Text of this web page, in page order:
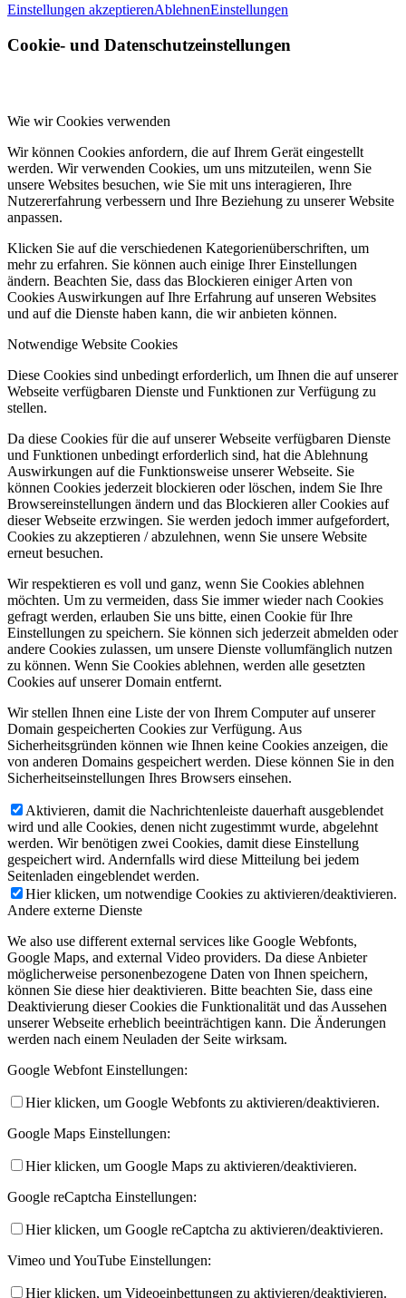
Einstellungen akzeptierenAblehnenEinstellungen
Cookie- und Datenschutzeinstellungen
Wie wir Cookies verwenden
Wir können Cookies anfordern, die auf Ihrem Gerät eingestellt
werden. Wir verwenden Cookies, um uns mitzuteilen, wenn Sie
unsere Websites besuchen, wie Sie mit uns interagieren, Ihre
Nutzererfahrung verbessern und Ihre Beziehung zu unserer Website
anpassen.
Klicken Sie auf die verschiedenen Kategorienüberschriften, um
mehr zu erfahren. Sie können auch einige Ihrer Einstellungen
ändern. Beachten Sie, dass das Blockieren einiger Arten von
Cookies Auswirkungen auf Ihre Erfahrung auf unseren Websites
und auf die Dienste haben kann, die wir anbieten können.
Notwendige Website Cookies
Diese Cookies sind unbedingt erforderlich, um Ihnen die auf unserer
Webseite verfügbaren Dienste und Funktionen zur Verfügung zu
stellen.
Da diese Cookies für die auf unserer Webseite verfügbaren Dienste
und Funktionen unbedingt erforderlich sind, hat die Ablehnung
Auswirkungen auf die Funktionsweise unserer Webseite. Sie
können Cookies jederzeit blockieren oder löschen, indem Sie Ihre
Browsereinstellungen ändern und das Blockieren aller Cookies auf
dieser Webseite erzwingen. Sie werden jedoch immer aufgefordert,
Cookies zu akzeptieren / abzulehnen, wenn Sie unsere Website
erneut besuchen.
Wir respektieren es voll und ganz, wenn Sie Cookies ablehnen
möchten. Um zu vermeiden, dass Sie immer wieder nach Cookies
gefragt werden, erlauben Sie uns bitte, einen Cookie für Ihre
Einstellungen zu speichern. Sie können sich jederzeit abmelden oder
andere Cookies zulassen, um unsere Dienste vollumfänglich nutzen
zu können. Wenn Sie Cookies ablehnen, werden alle gesetzten
Cookies auf unserer Domain entfernt.
Wir stellen Ihnen eine Liste der von Ihrem Computer auf unserer
Domain gespeicherten Cookies zur Verfügung. Aus
Sicherheitsgründen können wie Ihnen keine Cookies anzeigen, die
von anderen Domains gespeichert werden. Diese können Sie in den
Sicherheitseinstellungen Ihres Browsers einsehen.
Aktivieren, damit die Nachrichtenleiste dauerhaft ausgeblendet
wird und alle Cookies, denen nicht zugestimmt wurde, abgelehnt
werden. Wir benötigen zwei Cookies, damit diese Einstellung
gespeichert wird. Andernfalls wird diese Mitteilung bei jedem
Seitenladen eingeblendet werden.
Hier klicken, um notwendige Cookies zu aktivieren/deaktivieren.
Andere externe Dienste
We also use different external services like Google Webfonts,
Google Maps, and external Video providers. Da diese Anbieter
möglicherweise personenbezogene Daten von Ihnen speichern,
können Sie diese hier deaktivieren. Bitte beachten Sie, dass eine
Deaktivierung dieser Cookies die Funktionalität und das Aussehen
unserer Webseite erheblich beeinträchtigen kann. Die Änderungen
werden nach einem Neuladen der Seite wirksam.
Google Webfont Einstellungen:
Hier klicken, um Google Webfonts zu aktivieren/deaktivieren.
Google Maps Einstellungen:
Hier klicken, um Google Maps zu aktivieren/deaktivieren.
Google reCaptcha Einstellungen:
Hier klicken, um Google reCaptcha zu aktivieren/deaktivieren.
Vimeo und YouTube Einstellungen:
Hier klicken, um Videoeinbettungen zu aktivieren/deaktivieren.